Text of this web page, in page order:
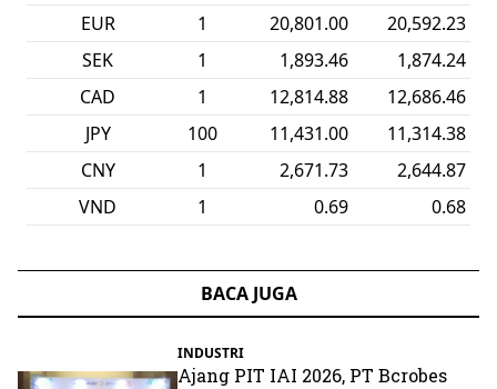
EUR
1 20,801.00
20,592.23
SEK
1 1,893.46
1,874.24
CAD
1 12,814.88
12,686.46
JPY
100 11,431.00
11,314.38
CNY
1 2,671.73
2,644.87
VND
1 0.69 0.68
BACA JUGA
INDUSTRI
Ajang PIT IAI 2026, PT Bcrobes